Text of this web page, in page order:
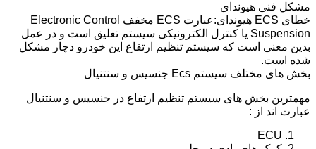
مشکل فنی هیوندای
خطای ECS هیوندای:عبارت ECS مخفف Electronic Control
Suspension یا کنترل الکترونیکی سیستم تعلیق است و در عمل
بدین معنی است که سیستم تنظیم ارتفاع این خودرو دچار مشکل
شده است.
بخش های مختلف سیستم Ecs جنسیس و سنتنیال
مهمترین بخش های سیستم تنظیم ارتفاع در جنسیس و سنتنیال
عبارت اند از :
ECU